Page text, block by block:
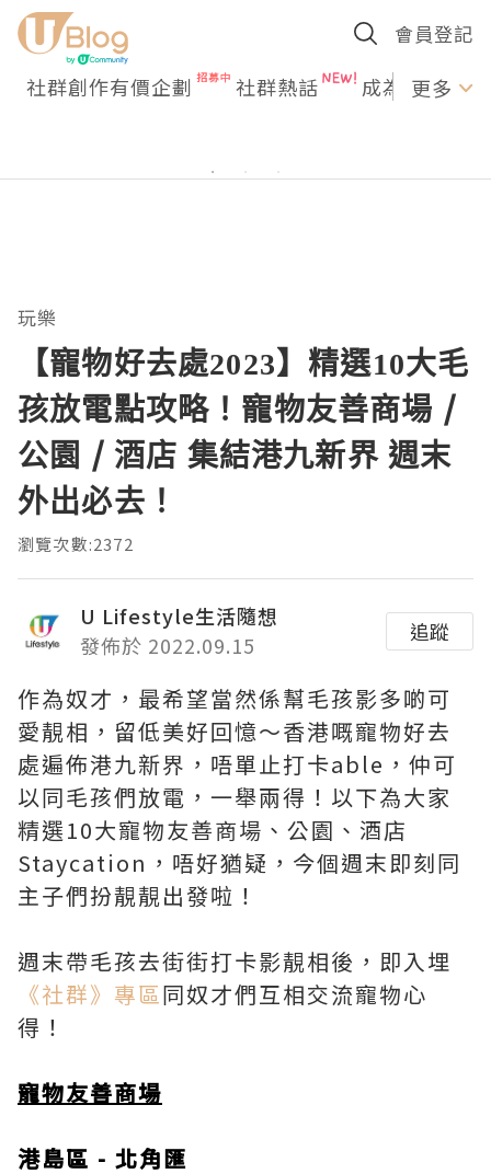
會員登記
社群創作有價企劃 社群熱話 成為U更多
玩樂
【寵物好去處2023】精選10大毛
孩放電點攻略！寵物友善商場 /
公園 / 酒店 集結港九新界 週末
外出必去！
瀏覽次數:2372
U Lifestyle生活隨想
發佈於 2022.09.15
追蹤
作為奴才，最希望當然係幫毛孩影多啲可
愛靚相，留低美好回憶～香港嘅寵物好去
處遍佈港九新界，唔單止打卡able，仲可
以同毛孩們放電，一舉兩得！以下為大家
精選10大寵物友善商場、公園、酒店
Staycation，唔好猶疑，今個週末即刻同
主子們扮靚靚出發啦！
週末帶毛孩去街街打卡影靚相後，即入埋
《社群》專區同奴才們互相交流寵物心
得！
寵物友善商場
港島區 - 北角匯